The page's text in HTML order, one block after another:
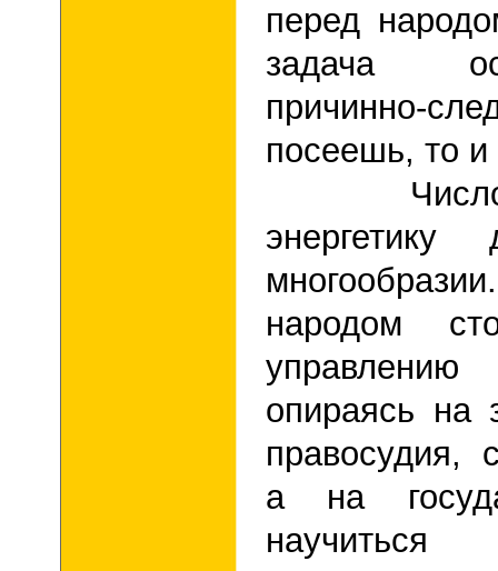
перед
задача
причинно-
посеешь, то
Число
народом
управлению
опираясь на
правосудия,
а на